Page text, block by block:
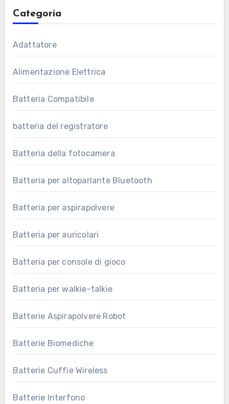
Categoria
Adattatore
Alimentazione Elettrica
Batteria Compatibile
batteria del registratore
Batteria della fotocamera
Batteria per altoparlante Bluetooth
Batteria per aspirapolvere
Batteria per auricolari
Batteria per console di gioco
Batteria per walkie-talkie
Batterie Aspirapolvere Robot
Batterie Biomediche
Batterie Cuffie Wireless
Batterie Interfono